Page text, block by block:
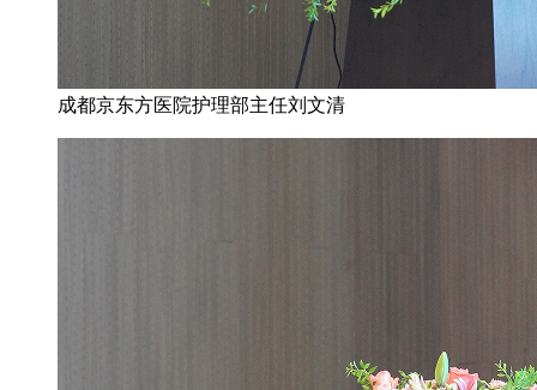
成都京东方医院护理部主任刘文清